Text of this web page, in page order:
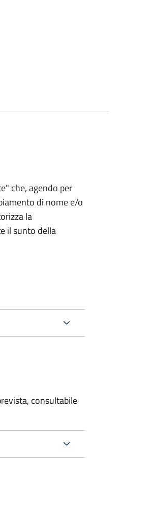
che, agendo per
di nome e/o
la
il sunto della
consultabile